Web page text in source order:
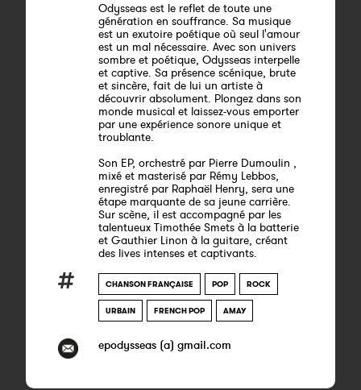
Odysseas est le reflet de toute une
génération en souffrance. Sa musique
est un exutoire poétique où seul l'amour
est un mal nécessaire. Avec son univers
sombre et poétique, Odysseas interpelle
et captive. Sa présence scénique, brute
et sincère, fait de lui un artiste à
découvrir absolument. Plongez dans son
monde musical et laissez-vous emporter
par une expérience sonore unique et
troublante.
Son EP, orchestré par Pierre Dumoulin ,
mixé et masterisé par Rémy Lebbos,
enregistré par Raphaël Henry, sera une
étape marquante de sa jeune carrière.
Sur scène, il est accompagné par les
talentueux Timothée Smets à la batterie
et Gauthier Linon à la guitare, créant
des lives intenses et captivants.
CHANSON FRANÇAISE POP ROCK
URBAIN FRENCH POP AMAY
epodysseas (a) gmail.com